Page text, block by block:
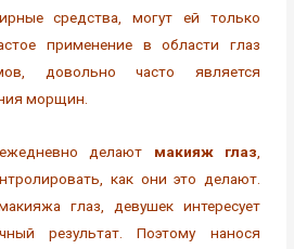
средства, могут ей только
применение в области глаз
довольно часто является
морщин.
делают макияж глаз
как они это делают.
глаз, девушек интересует
результат. Поэтому нанося